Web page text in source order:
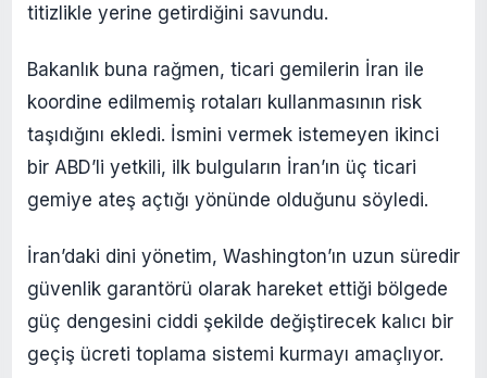
titizlikle yerine getirdiğini savundu.
Bakanlık buna rağmen, ticari gemilerin İran ile
koordine edilmemiş rotaları kullanmasının risk
taşıdığını ekledi. İsmini vermek istemeyen ikinci
bir ABD’li yetkili, ilk bulguların İran’ın üç ticari
gemiye ateş açtığı yönünde olduğunu söyledi.
İran’daki dini yönetim, Washington’ın uzun süredir
güvenlik garantörü olarak hareket ettiği bölgede
güç dengesini ciddi şekilde değiştirecek kalıcı bir
geçiş ücreti toplama sistemi kurmayı amaçlıyor.